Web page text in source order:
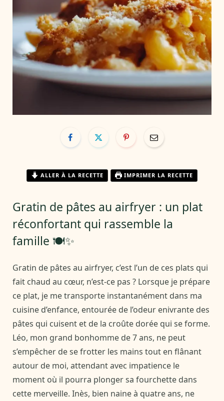
ALLER À LA RECETTE IMPRIMER LA RECETTE
Gratin de pâtes au airfryer : un plat
réconfortant qui rassemble la
famille 🍽️✨
Gratin de pâtes au airfryer, c’est l’un de ces plats qui
fait chaud au cœur, n’est-ce pas ? Lorsque je prépare
ce plat, je me transporte instantanément dans ma
cuisine d’enfance, entourée de l’odeur enivrante des
pâtes qui cuisent et de la croûte dorée qui se forme.
Léo, mon grand bonhomme de 7 ans, ne peut
s’empêcher de se frotter les mains tout en flânant
autour de moi, attendant avec impatience le
moment où il pourra plonger sa fourchette dans
cette merveille. Inès, bien naine à quatre ans, ne